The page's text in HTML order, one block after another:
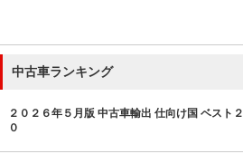
中古車ランキング
２０２６年５月版 中古車輸出 仕向け国 ベスト２
０